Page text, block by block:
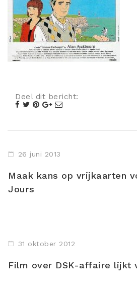
Deel dit bericht:
26 juni 2013
Maak kans op vrijkaarten
Jours
31 oktober 2012
Film over DSK-affaire lijkt